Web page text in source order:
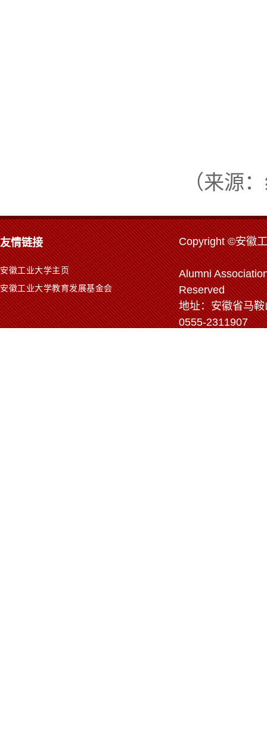
（来源
友情链接
安徽工业大学主页
安徽工业大学教育发展基金会
Copyright ©安徽工
Alumni
Reserved
地址：安徽省马
0555-2311907